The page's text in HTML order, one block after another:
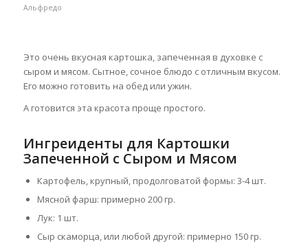
Альфредо
Это очень вкусная картошка, запеченная в духовке с
сыром и мясом. Сытное, сочное блюдо с отличным вкусом.
Его можно готовить на обед или ужин.
А готовится эта красота проще простого.
Ингреиденты для Картошки
Запеченной с Сыром и Мясом
Картофель, крупный, продолговатой формы: 3-4 шт.
Мясной фарш: примерно 200 гр.
Лук: 1 шт.
Сыр скаморца, или любой другой: примерно 150 гр.